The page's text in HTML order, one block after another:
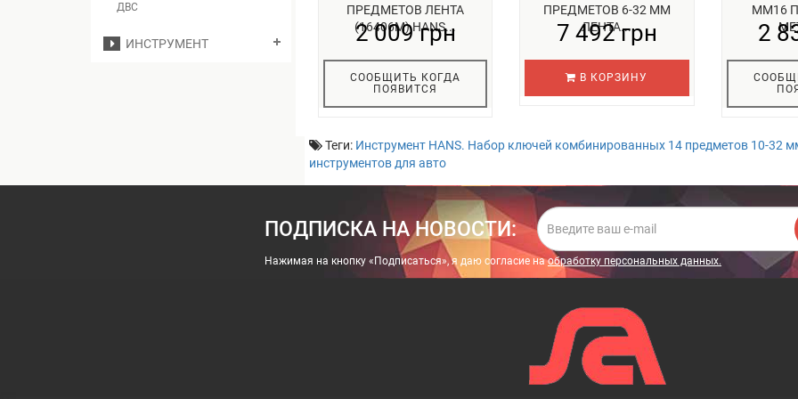
ДВС
ИНСТРУМЕНТ
ПРЕДМЕТОВ ЛЕНТА
(16406М) HANS...
2 009 грн
СООБЩИТЬ КОГДА
ПОЯВИТСЯ
ПРЕДМЕТОВ 6-32 ММ
ЛЕНТА...
7 492 грн
В КОРЗИНУ
ММ16
2
Теги: Инструмент HANS. Набор ключей комбинированных 14 предметов 10-32
инструментов для авто
ПОДПИСКА НА НОВОСТИ:
Нажимая на кнопку «Подписаться», я даю cогласие наобработку персональных данных.